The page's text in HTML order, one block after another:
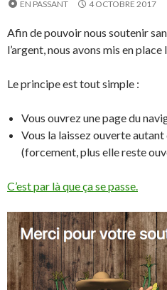
EN PASSANT
4 OCTOBRE 2017
Afin de pouvoir nous soutenir
l’argent, nous avons mis en
Le principe est tout simple :
Vous ouvrez une page du
Vous la laissez ouverte
(forcement, plus elle reste
C’est par là que ça se passe.